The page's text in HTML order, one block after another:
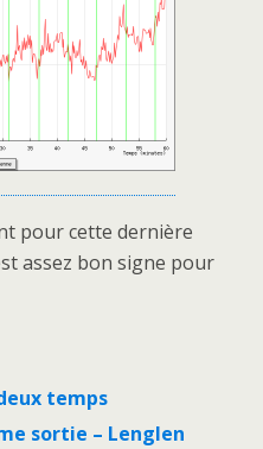
pour cette dernière
assez bon signe pour
temps
sortie – Lenglen